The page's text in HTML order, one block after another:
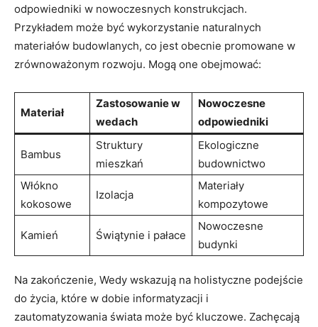
odpowiedniki w nowoczesnych konstrukcjach.
Przykładem może być wykorzystanie naturalnych
materiałów budowlanych, co jest obecnie promowane w
zrównoważonym rozwoju. Mogą one obejmować:
Materiał
Zastosowanie w
wedach
Nowoczesne
odpowiedniki
Bambus
Struktury
mieszkań
Ekologiczne
budownictwo
Włókno
kokosowe
Izolacja
Materiały
kompozytowe
Kamień Świątynie i pałace
Nowoczesne
budynki
Na zakończenie, Wedy wskazują na holistyczne podejście
do życia, które w dobie informatyzacji i
zautomatyzowania świata może być kluczowe. Zachęcają